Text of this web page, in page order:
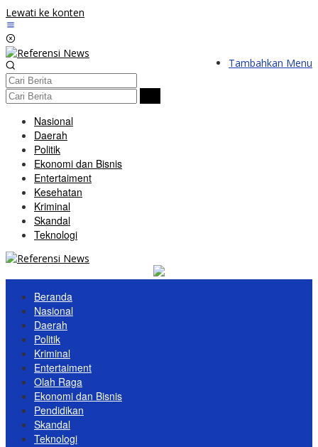
Lewati ke konten
Tambahkan Menu
Nasional
Daerah
Politik
Ekonomi dan Bisnis
Entertaiment
Kesehatan
Kriminal
Skandal
Teknologi
Beranda
Nasional
Daerah
Politik
Kriminal
Entertaiment
Olah Raga
Ekonomi dan Bisnis
Pendidikan
Skandal
Teknologi